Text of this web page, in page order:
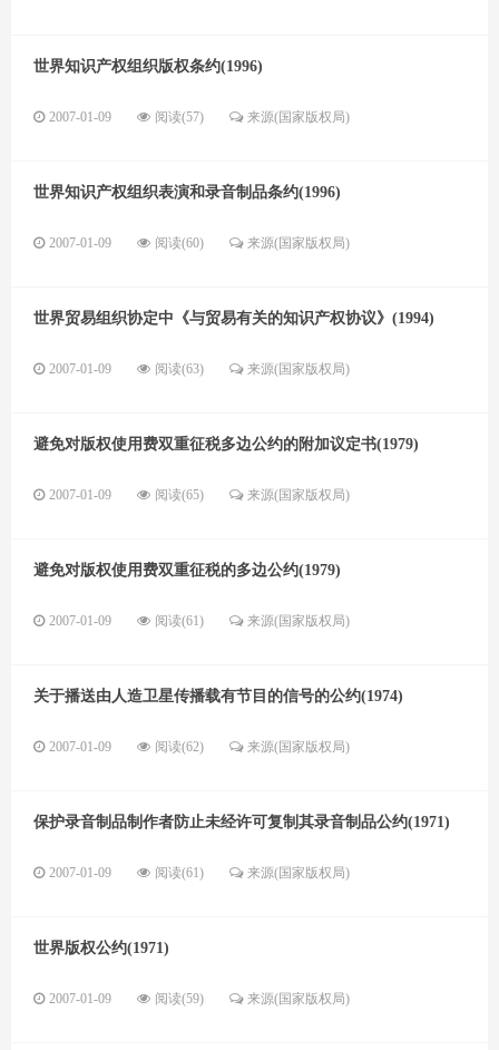
世界知识产权组织版权条约(1996)
2007-01-09 阅读(57) 来源(国家版权局)
世界知识产权组织表演和录音制品条约(1996)
2007-01-09 阅读(60) 来源(国家版权局)
世界贸易组织协定中《与贸易有关的知识产权协议》(1994)
2007-01-09 阅读(63) 来源(国家版权局)
避免对版权使用费双重征税多边公约的附加议定书(1979)
2007-01-09 阅读(65) 来源(国家版权局)
避免对版权使用费双重征税的多边公约(1979)
2007-01-09 阅读(61) 来源(国家版权局)
关于播送由人造卫星传播载有节目的信号的公约(1974)
2007-01-09 阅读(62) 来源(国家版权局)
保护录音制品制作者防止未经许可复制其录音制品公约(1971)
2007-01-09 阅读(61) 来源(国家版权局)
世界版权公约(1971)
2007-01-09 阅读(59) 来源(国家版权局)